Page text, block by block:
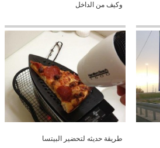
وكيف من الداخل
طريقة حديثه لتحضير البيتسا